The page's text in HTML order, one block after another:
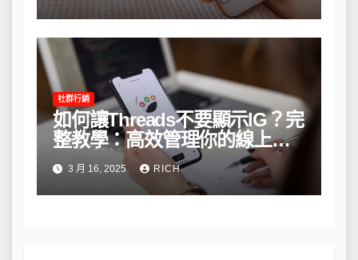
社群行銷
如何讓Threads不要顯示IG？完
整教學：高效管理你的線上隱
私與數據安全
3 月 16, 2025 RICH